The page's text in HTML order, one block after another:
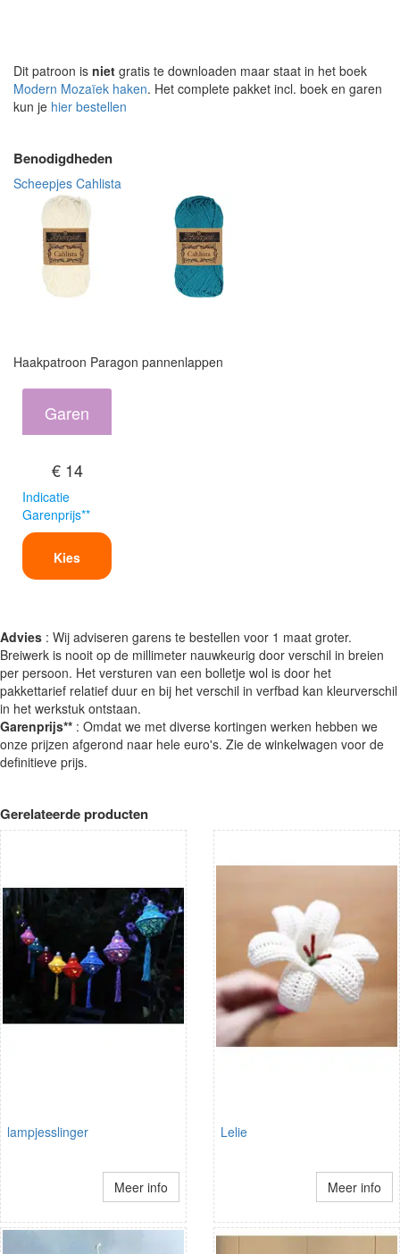
Dit patroon is niet gratis te downloaden maar staat in het boek
Modern Mozaïek haken. Het complete pakket incl. boek en garen
kun je hier bestellen
Benodigdheden
Scheepjes Cahlista
Haakpatroon Paragon pannenlappen
Garen
€ 14
Indicatie
Garenprijs**
Kies
Advies : Wij adviseren garens te bestellen voor 1 maat groter.
Breiwerk is nooit op de millimeter nauwkeurig door verschil in breien
per persoon. Het versturen van een bolletje wol is door het
pakkettarief relatief duur en bij het verschil in verfbad kan kleurverschil
in het werkstuk ontstaan.
Garenprijs** : Omdat we met diverse kortingen werken hebben we
onze prijzen afgerond naar hele euro's. Zie de winkelwagen voor de
definitieve prijs.
Gerelateerde producten
lampjesslinger
Meer info
Lelie
Meer info